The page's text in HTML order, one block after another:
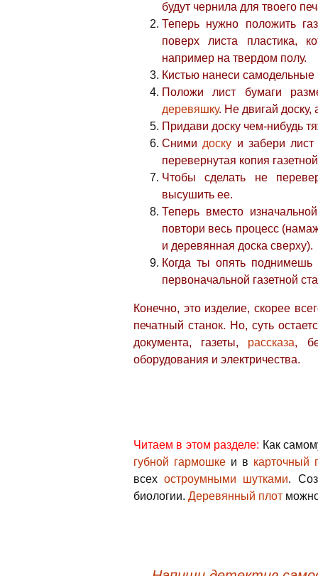
будут чернила для твоего
Теперь нужно положить
поверх листа пластика,
например на твердом полу.
Кистью нанеси самодельные
Положи лист бумаги
деревяшку. Не двигай
Придави доску чем-нибудь
Сними доску и забери
перевернутая копия
Чтобы сделать не
высушить ее.
Теперь вместо
повтори весь процесс
и деревянная доска сверху).
Когда ты опять поднимешь
первоначальной газетной
Конечно, это изделие, скорее
печатный станок. Но, суть
документа, газеты, рассказа,
оборудования и электричества.
Читаем в этом разделе: Как
губной гармошкеи в карточный
всехостроумными шутками.
биологии. Деревянный плот